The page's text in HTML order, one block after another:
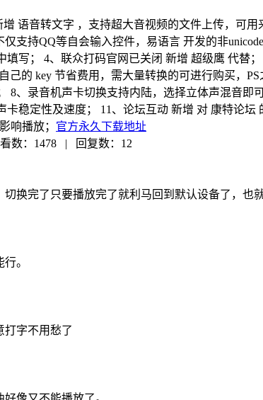
增 语音转文字 ，支持超大音视频的文件上传，可
支持QQ等自会输入控件，易语言 开发的非
填写； 4、联众打码官网已关闭 新增 超级鹰 代替
己的 key 节省费用，需大量转换的可进行购买，
8、录音机声卡切换支持内陆，选择立体声混音
卡稳定性及速度； 11、论坛互动 新增 对 康特论
响播放； 官方永久下载地址
数： 1478 |
回复数：12
切换完了只要播放完了就利马回到默认设备了，
。
打字不用愁了